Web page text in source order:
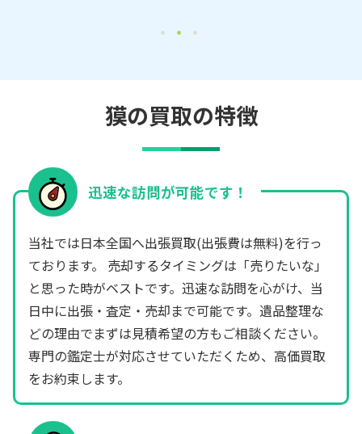
獏の買取の特徴
迅速な訪問が可能です！
当社では日本全国へ出張買取(出張費は無料)を行っ
ております。 売却するタイミングは「売りたいな」
と思った時がベストです。迅速な訪問を心がけ、当
日中に出張・査定・売却まで可能です。遺品整理な
どの理由でまずは見積希望の方もご相談ください。
専門の鑑定士が対応させていただくため、高価買取
をお約束します。